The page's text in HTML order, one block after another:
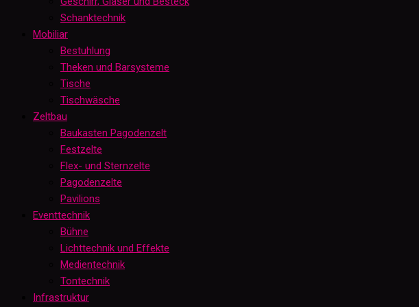
Schanktechnik
Mobiliar
Bestuhlung
Theken und Barsysteme
Tische
Tischwäsche
Zeltbau
Baukasten Pagodenzelt
Festzelte
Flex- und Sternzelte
Pagodenzelte
Pavilions
Eventtechnik
Bühne
Lichttechnik und Effekte
Medientechnik
Tontechnik
Infrastruktur